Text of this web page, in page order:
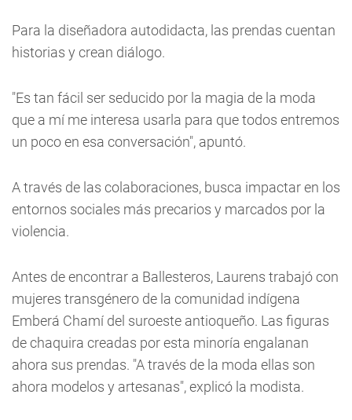
Para la diseñadora autodidacta, las prendas cuentan
historias y crean diálogo.
"Es tan fácil ser seducido por la magia de la moda
que a mí me interesa usarla para que todos entremos
un poco en esa conversación", apuntó.
A través de las colaboraciones, busca impactar en los
entornos sociales más precarios y marcados por la
violencia.
Antes de encontrar a Ballesteros, Laurens trabajó con
mujeres transgénero de la comunidad indígena
Emberá Chamí del suroeste antioqueño. Las figuras
de chaquira creadas por esta minoría engalanan
ahora sus prendas. "A través de la moda ellas son
ahora modelos y artesanas", explicó la modista.